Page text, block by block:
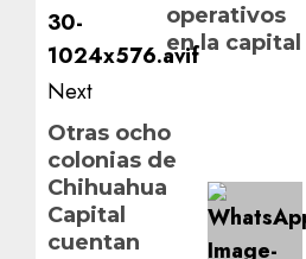
operativos
en la capital
Next
Next
post:
Otras ocho
colonias de
Chihuahua
Capital
cuentan